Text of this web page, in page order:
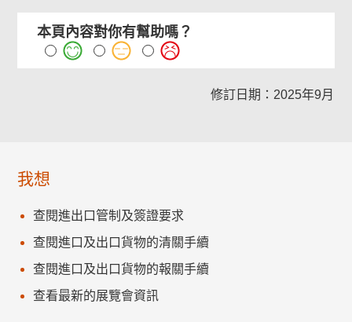
本頁內容對你有幫助嗎？
修訂日期：2025年9月
我想
查閱進出口管制及簽證要求
查閱進口及出口貨物的清關手續
查閱進口及出口貨物的報關手續
查看最新的展覽會資訊